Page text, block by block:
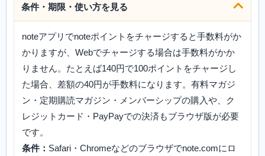
条件・期限・使い方を見る
noteアプリでnoteポイントをチャージすると手数料がか
かりますが、Webでチャージする場合は手数料がかか
りません。たとえば140円で100ポイントをチャージし
た場合、差額の40円が手数料になります。有料マガジ
ン・定期購読マガジン・メンバーシップの購入や、ク
レジットカード・PayPayでの決済もブラウザ版が必要
です。
条件： Safari・Chromeなどのブラウザでnote.comにロ